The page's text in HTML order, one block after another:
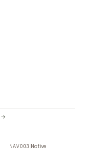
NAV003|Native